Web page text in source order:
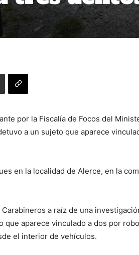
por la Fiscalía de Focos del
a un sujeto que aparece
en la localidad de Alerce, en la
a raíz de una
que aparece vinculado a dos por
el interior de vehículos.